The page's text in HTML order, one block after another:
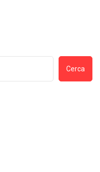
Cerca